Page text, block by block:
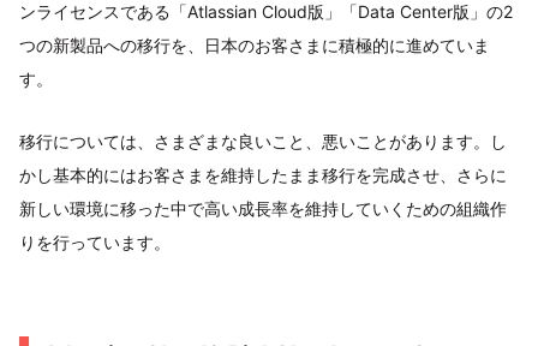
ンライセンスである「Atlassian Cloud版」「Data Center版」の2
つの新製品への移行を、日本のお客さまに積極的に進めていま
す。
移行については、さまざまな良いこと、悪いことがあります。し
かし基本的にはお客さまを維持したまま移行を完成させ、さらに
新しい環境に移った中で高い成長率を維持していくための組織作
りを行っています。